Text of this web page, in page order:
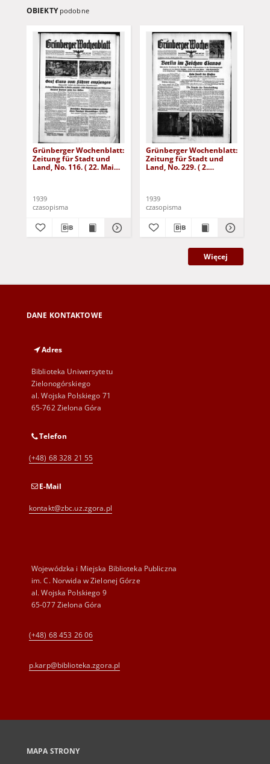
OBIEKTY podobne
Grünberger Wochenblatt:
Zeitung für Stadt und
Land, No. 116. ( 22. Mai
1939
czasopisma
Grünberger Wochenblatt:
Zeitung für Stadt und
Land, No. 229. ( 2.
1939
czasopisma
Więcej
DANE KONTAKTOWE
Adres
Biblioteka Uniwersytetu
Zielonogórskiego
al. Wojska Polskiego 71
65-762 Zielona Góra
Telefon
(+48) 68 328 21 55
E-Mail
kontakt@zbc.uz.zgora.pl
Wojewódzka i Miejska Biblioteka Publiczna
im. C. Norwida w Zielonej Górze
al. Wojska Polskiego 9
65-077 Zielona Góra
(+48) 68 453 26 06
p.karp@biblioteka.zgora.pl
MAPA STRONY